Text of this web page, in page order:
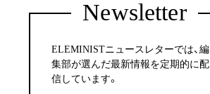
Newsletter
ELEMINISTニュースレターでは、編
集部が選んだ最新情報を定期的に配
信しています。